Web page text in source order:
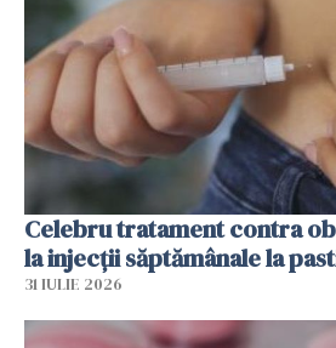
Celebru tratament contra
la injecții săptămânale la
31 IULIE 2026